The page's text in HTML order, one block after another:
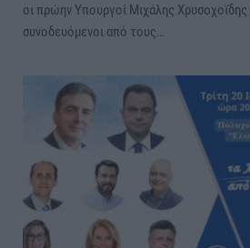
οι πρώην Υπουργοί Μιχάλης Χρυσοχοϊδης
συνοδευόμενοι από τους…